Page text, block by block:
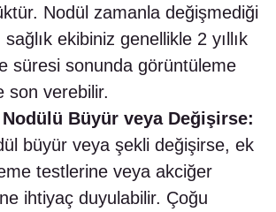
Nodül zamanla değişmediği
ekibiniz genellikle 2 yıllık
süresi sonunda görüntüleme
son verebilir.
Büyür veya Değişirse:
büyür veya şekli değişirse, ek
testlerine veya akciğer
ihtiyaç duyulabilir. Çoğu